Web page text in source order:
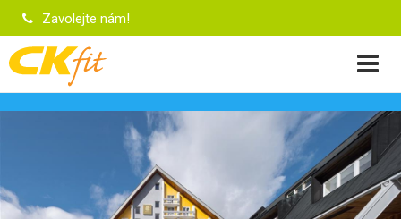
Zavolejte nám!